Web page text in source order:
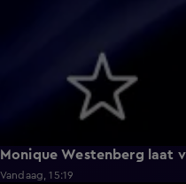
Monique Westenberg laat
Vandaag, 15:19